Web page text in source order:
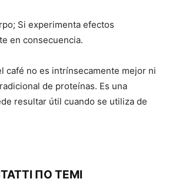
Si experimenta efectos
en consecuencia.
café no es intrínsecamente mejor ni
de proteínas. Es una
resultar útil cuando se utiliza de
ПО ТЕМІ